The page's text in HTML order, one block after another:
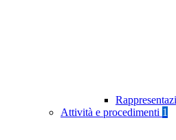
Attività e procedimenti 1